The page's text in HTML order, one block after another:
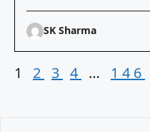
SK Sharma
1 2 3 4 … 146